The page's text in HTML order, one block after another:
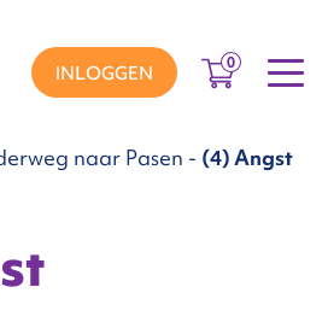
INLOGGEN 0
naar Pasen - (4) Angst